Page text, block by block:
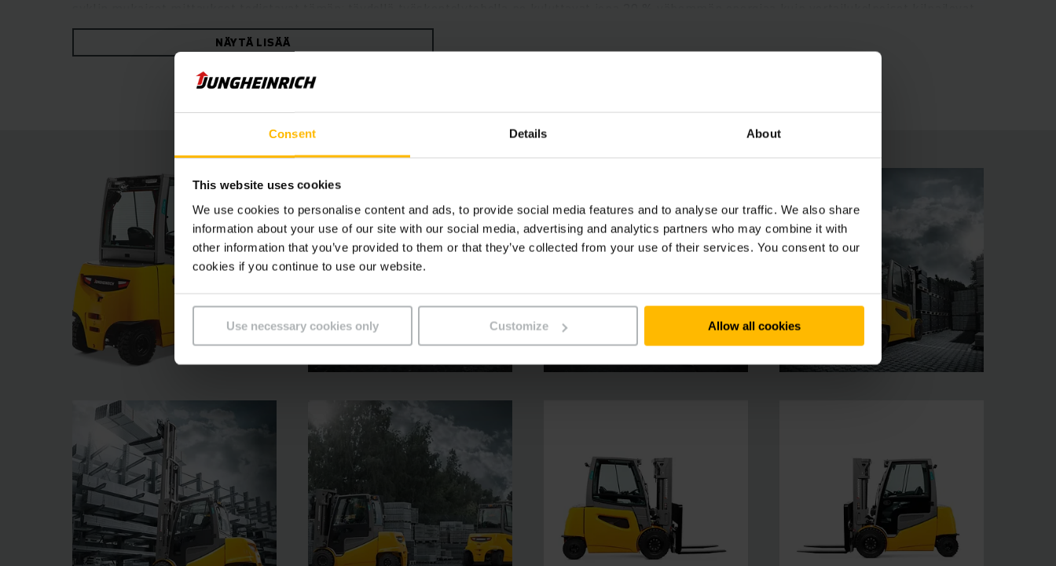
Consent Details About
This website uses cookies
We use cookies to personalise content and ads, to provide social media features and to analyse our traffic. We also share
information about your use of our site with our social media, advertising and analytics partners who may combine it with
other information that you’ve provided to them or that they’ve collected from your use of their services. You consent to our
cookies if you continue to use our website.
Use necessary cookies only Customize Allow all cookies
mallit. Entistä laajemman näkyvyyden tarjoava kompakti masto ja jokaiseen kuljettaja- ja käyttöprofiiliin yksilöllisesti mukautuvat älykkäät
hallintalaitteet mahdollistavat aina täyden suorituskyvyn. Erilaiset kuljettajaa avustavat järjestelmät ja lisävarustevaihtoehdot takaavat turvallisen ja
tehokkaan työskentelyn – myös ääriolosuhteissa. Mallisarjan 5 EFG-trukit ovat pitkälle kehittyneen ergonomiansa ansiosta erittäin vaativaan käyttöön
NÄYTÄ LISÄÄ